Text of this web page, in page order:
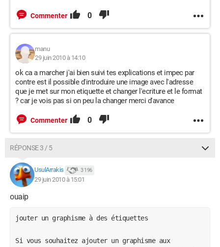
Commenter 0
manu
29 juin 2010 à 14:10
ok ca a marcher j'ai bien suivi tes explications et impec par
contre est il possible d'introduire une image avec l'adresse
que je met sur mon etiquette et changer l'ecriture et le format
? car je vois pas si on peu la changer merci d'avance
Commenter 0
RÉPONSE 3 / 5
UsulArrakis 3 196
29 juin 2010 à 15:01
ouaip
jouter un graphisme à des étiquettes
Si vous souhaitez ajouter un graphisme aux